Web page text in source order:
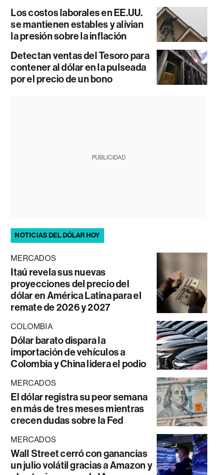
Los costos laborales en EE.UU.
se mantienen estables y alivian
la presión sobre la inflación
Detectan ventas del Tesoro para
contener al dólar en la pulseada
por el precio de un bono
PUBLICIDAD
NOTICIAS DEL DÓLAR HOY
MERCADOS
Itaú revela sus nuevas
proyecciones del precio del
dólar en América Latina para el
remate de 2026 y 2027
COLOMBIA
Dólar barato dispara la
importación de vehículos a
Colombia y China lidera el podio
MERCADOS
El dólar registra su peor semana
en más de tres meses mientras
crecen dudas sobre la Fed
MERCADOS
Wall Street cerró con ganancias
un julio volátil gracias a Amazon y